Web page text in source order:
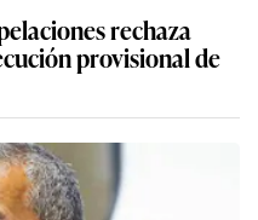
rechaza
provisional de